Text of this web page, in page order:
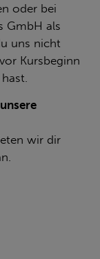
oder bei
GmbH als
uns nicht
Kursbeginn
wir dir